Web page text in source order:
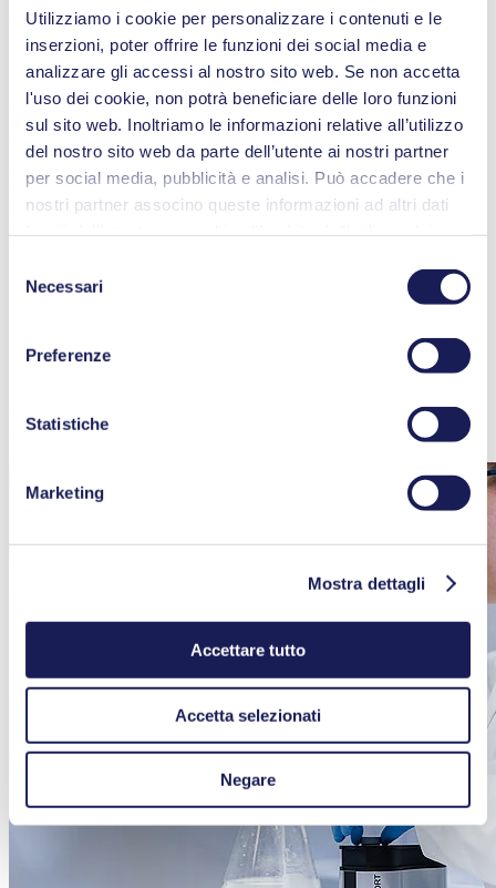
Utilizziamo i cookie per personalizzare i contenuti e le
inserzioni, poter offrire le funzioni dei social media e
analizzare gli accessi al nostro sito web. Se non accetta
l'uso dei cookie, non potrà beneficiare delle loro funzioni
sul sito web. Inoltriamo le informazioni relative all’utilizzo
del nostro sito web da parte dell’utente ai nostri partner
per social media, pubblicità e analisi. Può accadere che i
nostri partner associno queste informazioni ad altri dati
qualsiasi momento facendo clic su “Cookies” alla fine del
Maggiori informazioni sui cookie utilizzati, sui loro scopi,
sulla base giuridica e sulla durata del salvataggio sono
delNecessari
Preferenze
Statistiche
Marketing
Mostra dettagli
Accettare tutto
Accetta selezionati
Negare
degli alimenti e dell'ambiente.
In considerazione della natura dei solventi utilizzati, si raccomanda
una pompa con un'elevata resistenza chimica e una buona tolleranza
alla condensa.
Fattori da considerare nella scelta della
pompa ideale per la concentrazione
centrifuga
Resistenza chimica
Volume interno del concentratore centrifugo
laboratorio